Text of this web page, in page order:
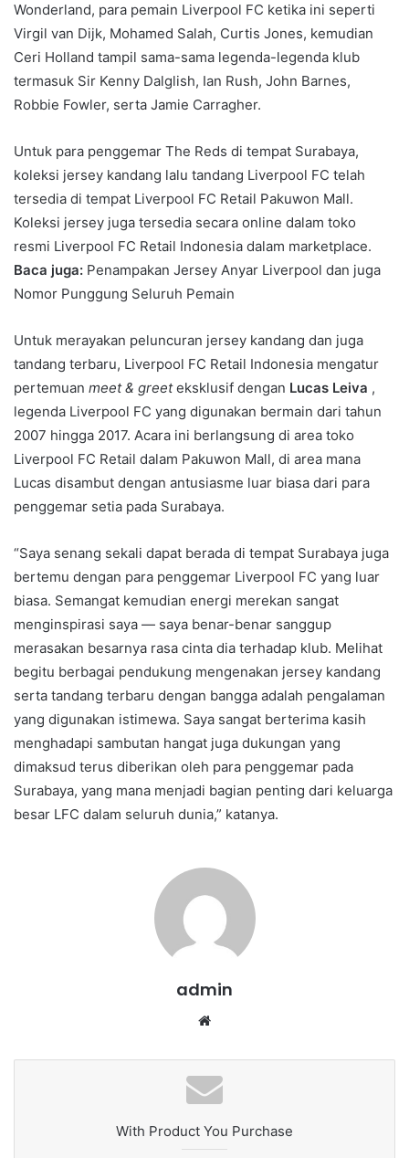
Wonderland, para pemain Liverpool FC ketika ini seperti
Virgil van Dijk, Mohamed Salah, Curtis Jones, kemudian
Ceri Holland tampil sama-sama legenda-legenda klub
termasuk Sir Kenny Dalglish, Ian Rush, John Barnes,
Robbie Fowler, serta Jamie Carragher.
Untuk para penggemar The Reds di tempat Surabaya,
koleksi jersey kandang lalu tandang Liverpool FC telah
tersedia di tempat Liverpool FC Retail Pakuwon Mall.
Koleksi jersey juga tersedia secara online dalam toko
resmi Liverpool FC Retail Indonesia dalam marketplace.
Baca juga: Penampakan Jersey Anyar Liverpool dan juga
Nomor Punggung Seluruh Pemain
Untuk merayakan peluncuran jersey kandang dan juga
tandang terbaru, Liverpool FC Retail Indonesia mengatur
pertemuan meet & greeteksklusif dengan Lucas Leiva ,
legenda Liverpool FC yang digunakan bermain dari tahun
2007 hingga 2017. Acara ini berlangsung di area toko
Liverpool FC Retail dalam Pakuwon Mall, di area mana
Lucas disambut dengan antusiasme luar biasa dari para
penggemar setia pada Surabaya.
“Saya senang sekali dapat berada di tempat Surabaya juga
bertemu dengan para penggemar Liverpool FC yang luar
biasa. Semangat kemudian energi merekan sangat
menginspirasi saya — saya benar-benar sanggup
merasakan besarnya rasa cinta dia terhadap klub. Melihat
begitu berbagai pendukung mengenakan jersey kandang
serta tandang terbaru dengan bangga adalah pengalaman
yang digunakan istimewa. Saya sangat berterima kasih
menghadapi sambutan hangat juga dukungan yang
dimaksud terus diberikan oleh para penggemar pada
Surabaya, yang mana menjadi bagian penting dari keluarga
besar LFC dalam seluruh dunia,” katanya.
admin
te
With Product You Purchase